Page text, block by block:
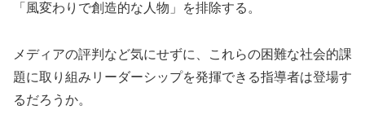
「風変わりで創造的な人物」を排除する。
メディアの評判など気にせずに、これらの困難な社会的課
題に取り組みリーダーシップを発揮できる指導者は登場す
るだろうか。